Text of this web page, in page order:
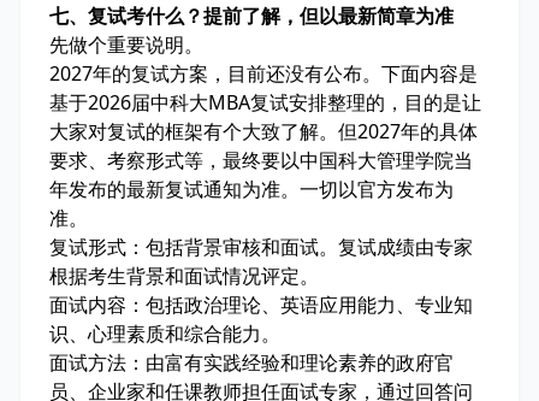
七、复试考什么？提前了解，但以最新简章为准
先做个重要说明。
2027年的复试方案，目前还没有公布。下面内容是
基于2026届中科大MBA复试安排整理的，目的是让
大家对复试的框架有个大致了解。但2027年的具体
要求、考察形式等，最终要以中国科大管理学院当
年发布的最新复试通知为准。一切以官方发布为
准。
复试形式：包括背景审核和面试。复试成绩由专家
根据考生背景和面试情况评定。
面试内容：包括政治理论、英语应用能力、专业知
识、心理素质和综合能力。
面试方法：由富有实践经验和理论素养的政府官
员、企业家和任课教师担任面试专家，通过回答问